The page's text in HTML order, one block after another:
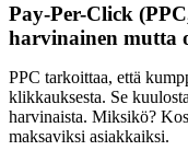
Pay-Per-Click
harvinainen mutta
PPC tarkoittaa, että
klikkauksesta. Se
harvinaista. Miksikö?
maksaviksi asiakkaiksi.